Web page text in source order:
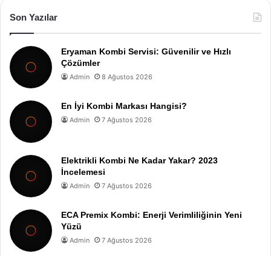
Son Yazılar
Eryaman Kombi Servisi: Güvenilir ve Hızlı
Çözümler
Admin 8 Ağustos 2026
En İyi Kombi Markası Hangisi?
Admin 7 Ağustos 2026
Elektrikli Kombi Ne Kadar Yakar? 2023
İncelemesi
Admin 7 Ağustos 2026
ECA Premix Kombi: Enerji Verimliliğinin Yeni
Yüzü
Admin 7 Ağustos 2026